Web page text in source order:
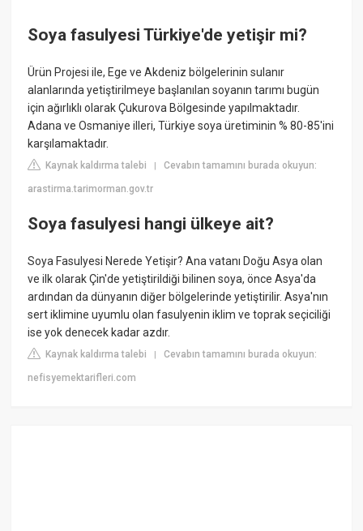
Soya fasulyesi Türkiye'de yetişir mi?
Ürün Projesi ile, Ege ve Akdeniz bölgelerinin sulanır
alanlarında yetiştirilmeye başlanılan soyanın tarımı bugün
için ağırlıklı olarak Çukurova Bölgesinde yapılmaktadır.
Adana ve Osmaniye illeri, Türkiye soya üretiminin % 80-85'ini
karşılamaktadır.
Kaynak kaldırma talebi |Cevabın tamamını burada okuyun:
arastirma.tarimorman.gov.tr
Soya fasulyesi hangi ülkeye ait?
Soya Fasulyesi Nerede Yetişir? Ana vatanı Doğu Asya olan
ve ilk olarak Çin'de yetiştirildiği bilinen soya, önce Asya'da
ardından da dünyanın diğer bölgelerinde yetiştirilir. Asya'nın
sert iklimine uyumlu olan fasulyenin iklim ve toprak seçiciliği
ise yok denecek kadar azdır.
Kaynak kaldırma talebi |Cevabın tamamını burada okuyun:
nefisyemektarifleri.com